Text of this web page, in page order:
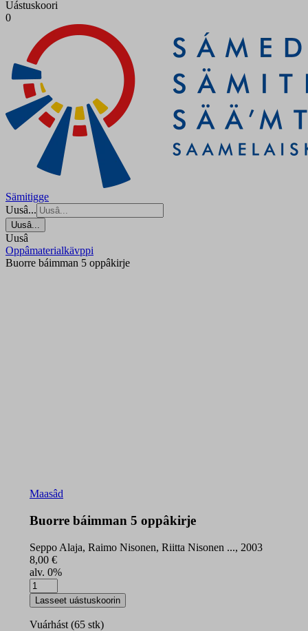
Uástuskoori
0
Sämitigge
Uusâ...
Uusâ...
Uusâ
Oppâmaterialkävppi
Buorre báimman 5 oppâkirje
Maasâd
Buorre báimman 5 oppâkirje
Seppo Alaja, Raimo Nisonen, Riitta Nisonen ..., 2003
8,00 €
alv. 0%
Buorre
báimman
5
oppâkirje
Lasseet uástuskoorin
Vuárhást (65 stk)